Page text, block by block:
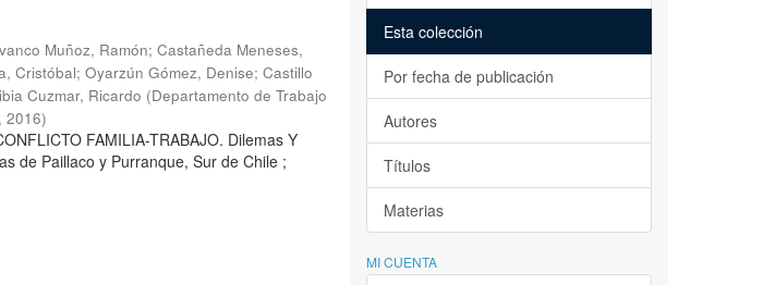
Muñoz, Ramón;Castañeda Meneses,
Cristóbal;Oyarzún Gómez, Denise;Castillo
Cuzmar, Ricardo (Departamento de Trabajo
,2016)
FAMILIA-TRABAJO. Dilemas Y
de Paillaco y Purranque, Sur de Chile ;
Esta colección
Por fecha de publicación
Autores
Títulos
Materias
MI CUENTA